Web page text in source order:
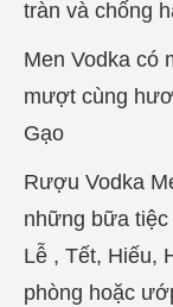
tràn và chống
Men Vodka có
mượt cùng
Gạo
Rượu Vodka
những bữa
Lễ , Tết, Hiếu,
phòng hoặc